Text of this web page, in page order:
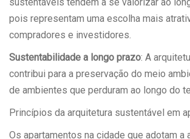
pois representam uma escolha mais
compradores e investidores.
Sustentabilidade a longo prazo: A
contribui para a preservação do meio
de ambientes que perduram ao longo do
Princípios da arquitetura sustentável em
Os apartamentos na cidade que adotam a